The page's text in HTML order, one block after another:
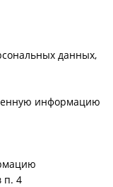
данных,
информацию
п. 4